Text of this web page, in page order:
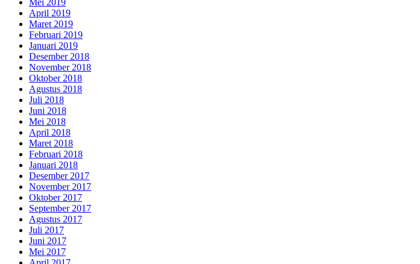
Mei 2019
April 2019
Maret 2019
Februari 2019
Januari 2019
Desember 2018
November 2018
Oktober 2018
Agustus 2018
Juli 2018
Juni 2018
Mei 2018
April 2018
Maret 2018
Februari 2018
Januari 2018
Desember 2017
November 2017
Oktober 2017
September 2017
Agustus 2017
Juli 2017
Juni 2017
Mei 2017